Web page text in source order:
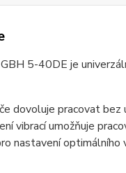
5-40DE je
dovoluje pracovat bez
vibrací umožňuje
nastavení optimálního